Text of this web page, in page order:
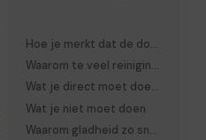
Hoe je merkt dat de dosering te hoog was
Waarom te veel reinigingsmiddel problemen geeft
Wat je direct moet doen als je merkt dat er te veel is gebruikt
Wat je niet moet doen
Waarom gladheid zo snel ontstaat